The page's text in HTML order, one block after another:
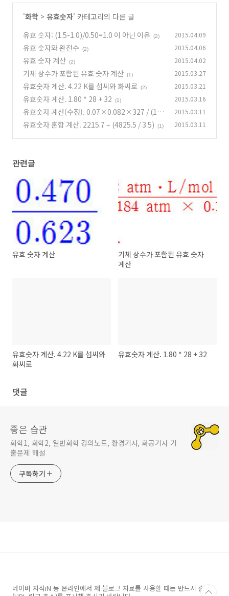
'화학 > 유효숫자' 카테고리의 다른 글
유효 숫자: (1.5-1.0)/0.50=1.0 이 아닌 이유
(2) 2015.04.09
유효 숫자와 완전수 (2) 2015.04.06
유효 숫자 계산 (2) 2015.04.02
기체 상수가 포함된 유효 숫자 계산 (1) 2015.03.27
유효숫자 계산. 4.22 K를 섭씨와 화씨로 (2) 2015.03.21
유효숫자 계산. 1.80 * 28 + 32 (1) 2015.03.16
유효숫자 계산(수정). 0.07×0.082×327 / (1×
0.128)
(0)
2015.03.11
유효숫자 혼합 계산. 2215.7 – (4825.5 / 3.5) (1) 2015.03.11
관련글
유효 숫자 계산
기체 상수가 포함된 유효 숫자
계산
유효숫자 계산. 4.22 K를 섭씨와
화씨로
유효숫자 계산. 1.80 * 28 + 32
댓글
좋은 습관
화학1, 화학2, 일반화학 강의노트, 환경기사, 화공기사 기
출문제 해설
구독하기
네이버 지식iN 등 온라인에서 제 블로그 자료를 사용할 때는 반드시 출처